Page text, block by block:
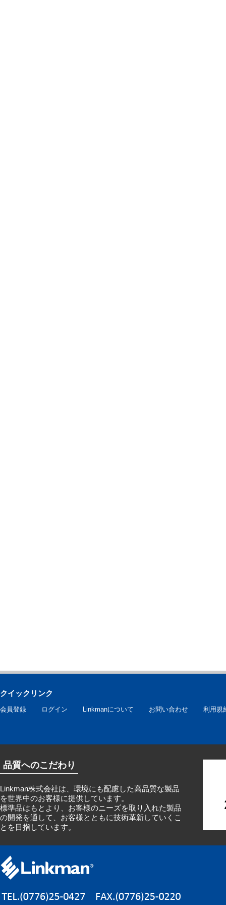
クイックリンク
会員登録 ログイン Linkmanについて お問い合わせ 利用規
品質へのこだわり
Linkman株式会社は、環境にも配慮した高品質な製品
を世界中のお客様に提供しています。
標準品はもとより、お客様のニーズを取り入れた製品
の開発を通して、お客様とともに技術革新していくこ
とを目指しています。